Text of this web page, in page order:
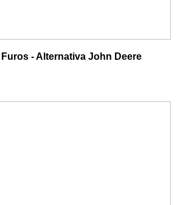
- Alternativa John Deere